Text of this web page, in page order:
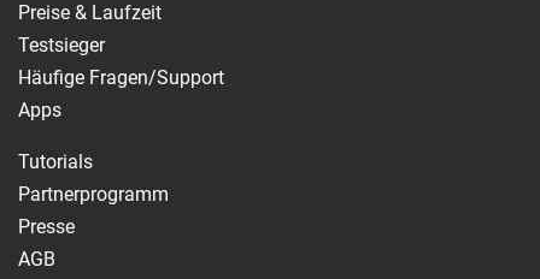
Preise & Laufzeit
Testsieger
Häufige Fragen/Support
Apps
Tutorials
Partnerprogramm
Presse
AGB